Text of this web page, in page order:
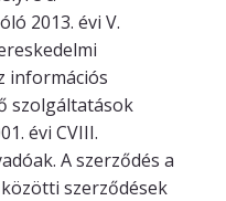
2013. évi V.
információs
szolgáltatások
évi CVIII.
A szerződés a
szerződések